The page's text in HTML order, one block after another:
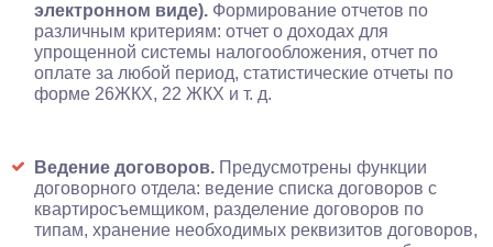
электронном виде). Формирование отчетов по
различным критериям: отчет о доходах для
упрощенной системы налогообложения, отчет по
оплате за любой период, статистические отчеты по
форме 26ЖКХ, 22 ЖКХ и т. д.
Ведение договоров. Предусмотрены функции
договорного отдела: ведение списка договоров с
квартиросъемщиком, разделение договоров по
типам, хранение необходимых реквизитов договоров,